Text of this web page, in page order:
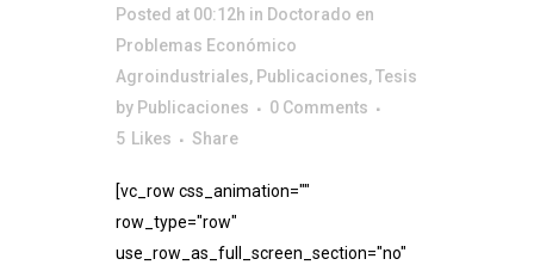
Posted at 00:12h in Doctorado en
Problemas Económico
Agroindustriales, Publicaciones,Tesis
by Publicaciones
0 Comments
5 Likes Share
[vc_row css_animation=""
row_type="row"
use_row_as_full_screen_section="no"